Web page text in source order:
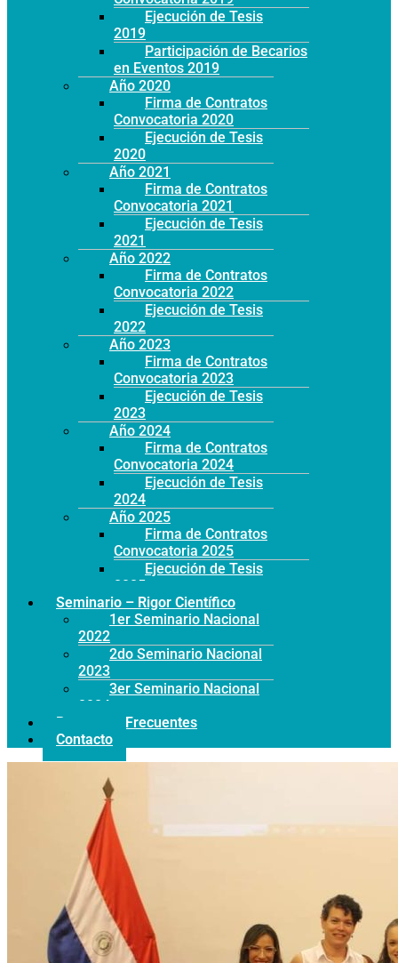
Ejecución de Tesis
2019
Participación de Becarios
en Eventos 2019
Año 2020
Firma de Contratos
Convocatoria 2020
Ejecución de Tesis
2020
Año 2021
Firma de Contratos
Convocatoria 2021
Ejecución de Tesis
2021
Año 2022
Firma de Contratos
Convocatoria 2022
Ejecución de Tesis
2022
Año 2023
Firma de Contratos
Convocatoria 2023
Ejecución de Tesis
2023
Año 2024
Firma de Contratos
Convocatoria 2024
Ejecución de Tesis
2024
Año 2025
Firma de Contratos
Convocatoria 2025
Ejecución de Tesis
2025
Seminario – Rigor Científico
1er Seminario Nacional
2022
2do Seminario Nacional
2023
3er Seminario Nacional
2024
Preguntas Frecuentes
Contacto